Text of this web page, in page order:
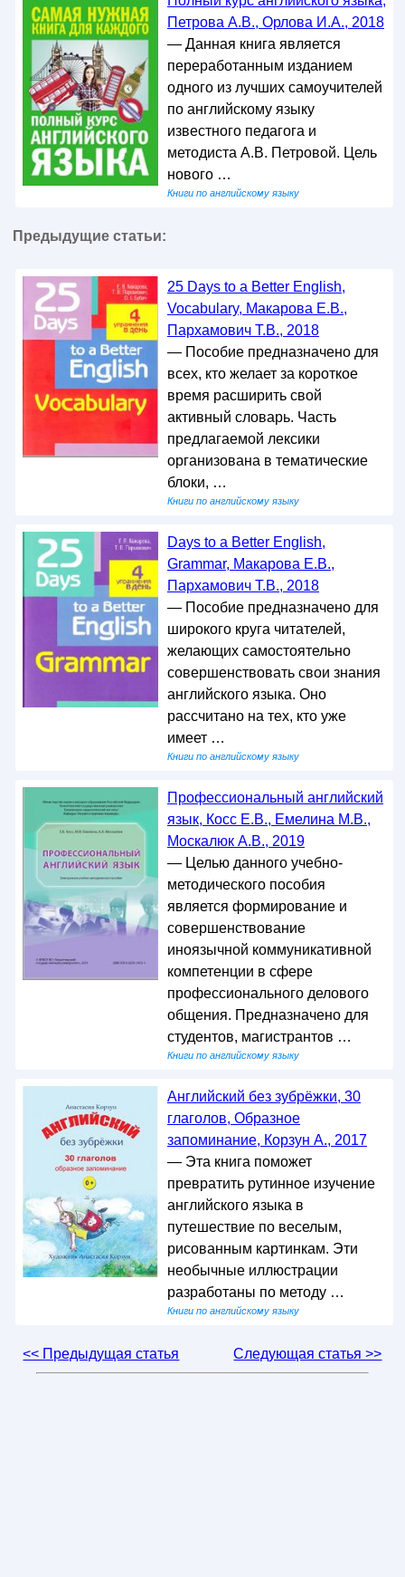
Петрова А.В., Орлова И.А., 2018
— Данная книга является
переработанным изданием
одного из лучших самоучителей
по английскому языку
известного педагога и
методиста А.В. Петровой. Цель
нового …
Книги по английскому языку
Предыдущие статьи:
25 Days to a Better English,
Vocabulary, Макарова Е.В.,
Пархамович Т.В., 2018
— Пособие предназначено для
всех, кто желает за короткое
время расширить свой
активный словарь. Часть
предлагаемой лексики
организована в тематические
блоки, …
Книги по английскому языку
Days to a Better English,
Grammar, Макарова Е.В.,
Пархамович Т.В., 2018
— Пособие предназначено для
широкого круга читателей,
желающих самостоятельно
совершенствовать свои знания
английского языка. Оно
рассчитано на тех, кто уже
имеет …
Книги по английскому языку
Профессиональный английский
язык, Косс Е.В., Емелина М.В.,
Москалюк А.В., 2019
— Целью данного учебно-
методического пособия
является формирование и
совершенствование
иноязычной коммуникативной
компетенции в сфере
профессионального делового
общения. Предназначено для
студентов, магистрантов …
Книги по английскому языку
Английский без зубрёжки, 30
глаголов, Образное
запоминание, Корзун А., 2017
— Эта книга поможет
превратить рутинное изучение
английского языка в
путешествие по веселым,
рисованным картинкам. Эти
необычные иллюстрации
разработаны по методу …
Книги по английскому языку
<< Предыдущая статья Следующая статья >>